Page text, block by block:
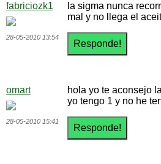
fabriciozk1
28-05-2010 13:54
la sigma nunca
mal y no llega el
omart
28-05-2010 15:41
hola yo te aconsejo
yo tengo 1 y no he